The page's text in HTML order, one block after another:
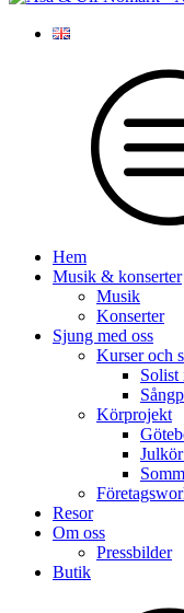
Hem
Musik & konserter
Musik
Konserter
Sjung med oss
Kurser och
Solist
Körprojekt
Resor
Om oss
Pressbilder
Butik